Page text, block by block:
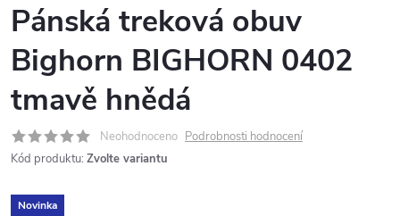
Pánská treková obuv
Bighorn BIGHORN 0402
tmavě hnědá
Neohodnoceno Podrobnosti hodnocení
Kód produktu: Zvolte variantu
Novinka